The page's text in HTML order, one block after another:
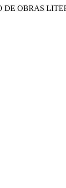
DE OBRAS